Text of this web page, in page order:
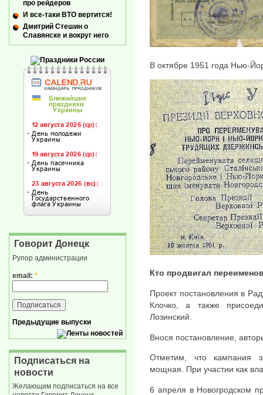
В октябре 1951 года Нью-
Кто продвигал
Проект постановления в
Клочко, а также
Лозинский.
Внося постановление,
Отметим, что кампания
мощная. При участии как
6 апреля в Новогродском
про рейдеров
И все-таки ВТО вертится!
Дмитрий Стешин о
Славянске и вокруг него
Говорит Донецк
Рупор администрации
email: *
Предыдущие выпуски
Подписаться на
новости
Желающим подписаться на все